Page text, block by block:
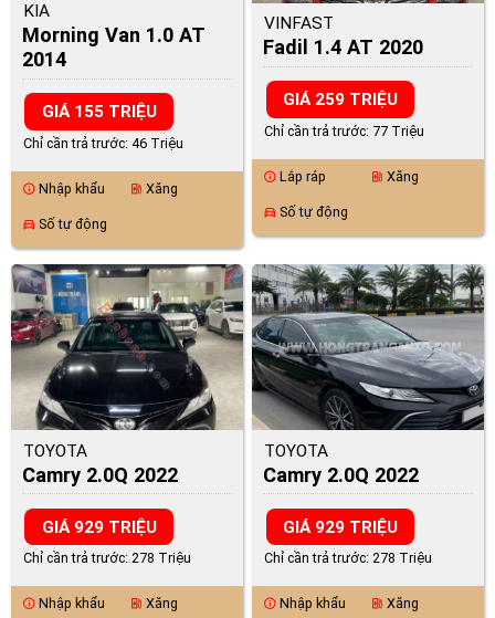
KIA
Morning Van 1.0 AT
2014
GIÁ 155 TRIỆU
Chỉ cần trả trước: 46 Triệu
info Nhập khẩu ev_station Xăng
directions_car Số tự động
VINFAST
Fadil 1.4 AT 2020
GIÁ 259 TRIỆU
Chỉ cần trả trước: 77 Triệu
info Lắp ráp ev_station Xăng
directions_car Số tự động
TOYOTA
Camry 2.0Q 2022
GIÁ 929 TRIỆU
Chỉ cần trả trước: 278 Triệu
info Nhập khẩu ev_station Xăng
TOYOTA
Camry 2.0Q 2022
GIÁ 929 TRIỆU
Chỉ cần trả trước: 278 Triệu
info Nhập khẩu ev_station Xăng